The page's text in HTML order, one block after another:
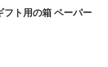
ト用の箱 ペーパー